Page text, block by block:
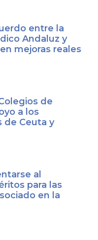
entre la
Andaluz y
mejoras reales
de
a los
de Ceuta y
al
para las
en la